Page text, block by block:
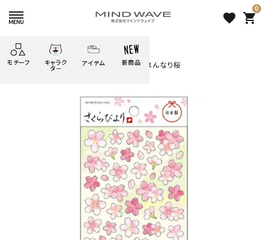
favorite
0
shopping_cart
モチーフ
どうぶつ
キャラク
タ－
しばんばん
ごろごろ
にゃんすけ
ぴよこ豆
うさぎの
ムーちゃん
だっとちゃん ばいばいべあ
ようこそ
かわうそ
ゆるあにまる
ツンダちゃん ウサコレフレンズ
アイテム
シール
ふせん
文具小物
雑貨
新商品 search
絞り込み検索
HOME
すべての商品
さくらしーる～さくらびより～ 21813 はんなり桜